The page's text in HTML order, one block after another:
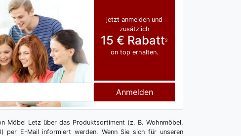
jetzt anmelden und
zusätzlich
15 € Rabatt2
on top erhalten.
Anmelden
Möbel Letz über das Produktsortiment (z. B. Wohnmöbel,
per E-Mail informiert werden. Wenn Sie sich für unseren